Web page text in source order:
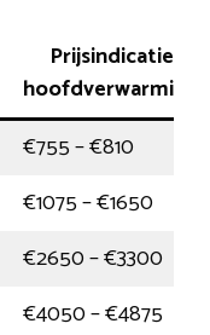
Prijsindicatie
hoofdverwarming
€755 – €810
€1075 – €1650
€2650 – €3300
€4050 – €4875